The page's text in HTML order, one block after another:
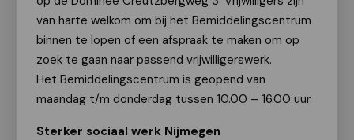
van harte welkom om bij het Bemiddelingscentrum
binnen te lopen of een afspraak te maken om op
zoek te gaan naar passend vrijwilligerswerk.
Het Bemiddelingscentrum is geopend van
maandag t/m donderdag tussen 10.00 – 16.00 uur.
Sterker sociaal werk Nijmegen